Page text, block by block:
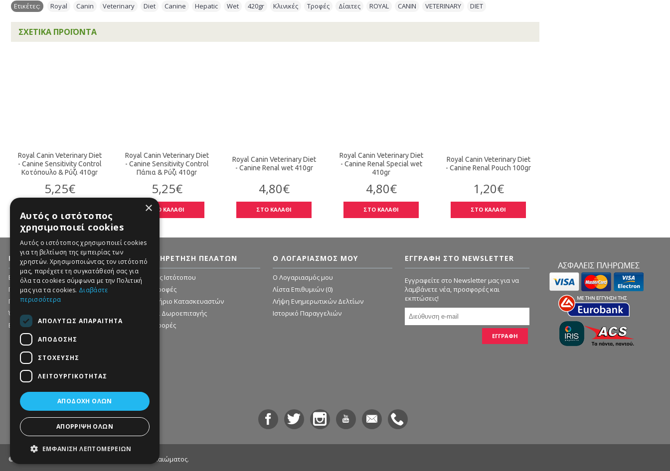
Ετικέτες: Royal Canin Veterinary Diet Canine Hepatic Wet 420gr Κλινικές Τροφές Δίαιτες ROYAL CANIN VETERINARY DIET
ΣΧΕΤΙΚΆ ΠΡΟΪΌΝΤΑ
Royal Canin Veterinary Diet
- Canine Sensitivity Control
Κοτόπουλο & Ρύζι 410gr
5,25€
Royal Canin Veterinary Diet
- Canine Sensitivity Control
Πάπια & Ρύζι 410gr
5,25€
ΣΤΟ ΚΑΛΑΘΙ
Royal Canin Veterinary Diet
- Canine Renal wet 410gr
4,80€
ΣΤΟ ΚΑΛΑΘΙ
Royal Canin Veterinary Diet
- Canine Renal Special wet
410gr
4,80€
ΣΤΟ ΚΑΛΑΘΙ
Royal Canin Veterinary Diet
- Canine Renal Pouch 100gr
1,20€
ΣΤΟ ΚΑΛΑΘΙ
ΠΛΗΡΟΦΟΡΊΕΣ
Εταιρία - Ιστορικό
Πληροφορίες Αποστολής
Προσωπικά δεδομένα - Ασφάλεια
Όροι χρήσης
Επικοινωνήστε μαζί μας
ΕΞΥΠΗΡΈΤΗΣΗ ΠΕΛΑΤΏΝ
Χάρτης Ιστότοπου
Επιστροφές
Ευρετήριο Κατασκευαστών
Αγορά Δωροεπιταγής
Προσφορές
Ο ΛΟΓΑΡΙΑΣΜΌΣ ΜΟΥ
O Λογαριασμός μου
Λίστα Επιθυμιών (0)
Λήψη Ενημερωτικών Δελτίων
Ιστορικό Παραγγελιών
ΕΓΓΡΑΦΗ ΣΤΟ NEWSLETTER
Εγγραφείτε στο Newsletter μας για να
λαμβάνετε νέα, προσφορές και
εκπτώσεις!
ΕΓΓΡΑΦΗ
© 2013 - 2022 Petworld. Με επιφύλαξη παντός δικαιώματος.
×
Αυτός ο ιστότοπος
χρησιμοποιεί cookies
Αυτός ο ιστότοπος χρησιμοποιεί cookies
για τη βελτίωση της εμπειρίας των
χρηστών. Χρησιμοποιώντας τον ιστότοπό
μας, παρέχετε τη συγκατάθεσή σας για
όλα τα cookies σύμφωνα με την Πολιτική
μας για τα cookies. Διαβάστε
περισσότερα
ΑΠΟΛΎΤΩΣ ΑΠΑΡΑΊΤΗΤΑ
ΑΠΌΔΟΣΗΣ
ΣΤΌΧΕΥΣΗΣ
ΛΕΙΤΟΥΡΓΙΚΌΤΗΤΑΣ
ΑΠΟΔΟΧΉ ΌΛΩΝ
ΑΠΌΡΡΙΨΗ ΌΛΩΝ
ΕΜΦΆΝΙΣΗ ΛΕΠΤΟΜΕΡΕΙΏΝ